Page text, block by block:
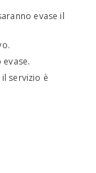
evase il
il servizio è